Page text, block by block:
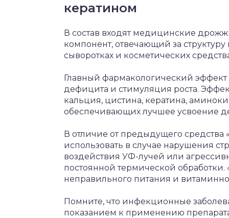
кератином
В состав входят медицинские
компонент, отвечающий за
сыворотках и косметических
Главный фармакологический
дефицита и стимуляция роста.
кальция, цистина, кератина,
обеспечивающих лучшее усвоение
В отличие от предыдущего средства
использовать в случае нарушения
воздействия УФ-лучей или
постоянной термической обработки.
неправильного питания и
Помните, что инфекционные
показанием к применению